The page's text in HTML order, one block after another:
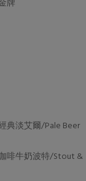
牌
典淡艾爾/Pale Beer
啡牛奶波特/Stout &